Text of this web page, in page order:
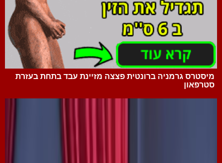
מיסטרס גרמניה ברונטית פצצה מזיינת עבד בתחת בעזרת
סטרפאון